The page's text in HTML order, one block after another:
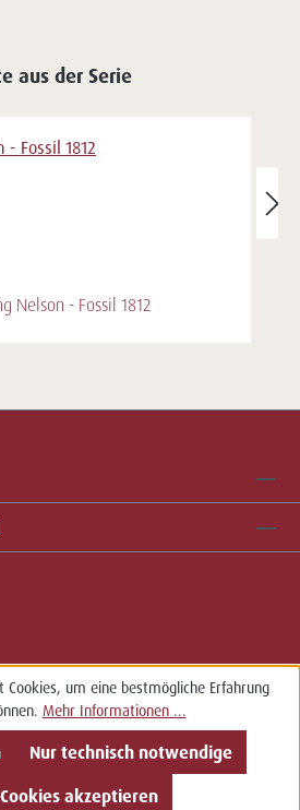
aus der Serie
Nelson - Fossil 1812
Cookies, um eine bestmögliche Erfahrung
Mehr Informationen ...
Nur technisch notwendige
akzeptieren